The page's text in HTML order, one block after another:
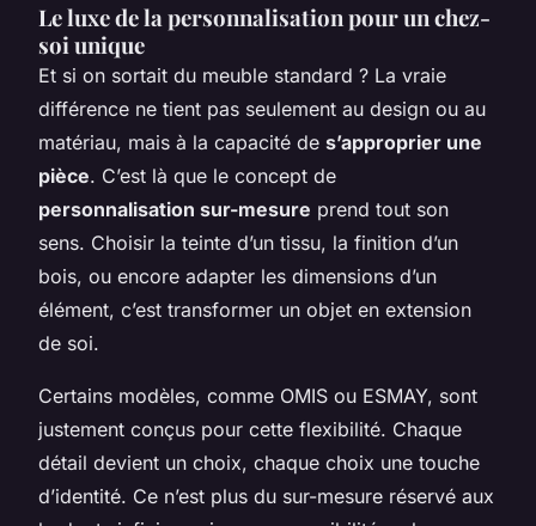
Le luxe de la personnalisation pour un chez-
soi unique
Et si on sortait du meuble standard ? La vraie
différence ne tient pas seulement au design ou au
matériau, mais à la capacité de s’approprier une
pièce. C’est là que le concept de
personnalisation sur-mesure prend tout son
sens. Choisir la teinte d’un tissu, la finition d’un
bois, ou encore adapter les dimensions d’un
élément, c’est transformer un objet en extension
de soi.
Certains modèles, comme OMIS ou ESMAY, sont
justement conçus pour cette flexibilité. Chaque
détail devient un choix, chaque choix une touche
d’identité. Ce n’est plus du sur-mesure réservé aux